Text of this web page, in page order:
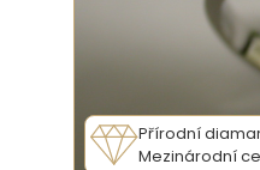
Přírodní
Mezinárodní